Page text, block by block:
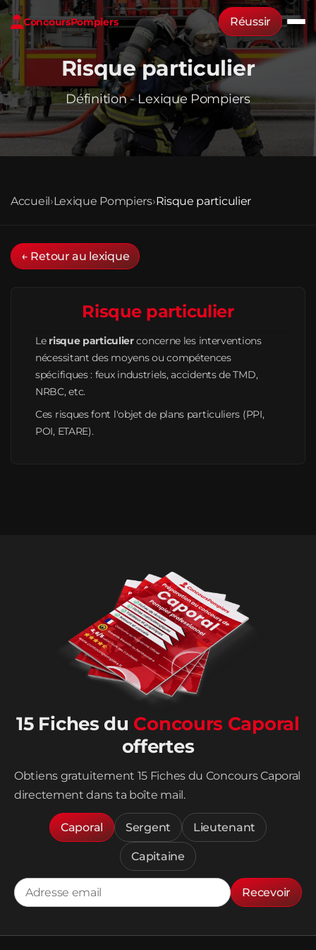
ConcoursPompiers Réussir
Risque particulier
Définition - Lexique Pompiers
Accueil›Lexique Pompiers›Risque particulier
← Retour au lexique
Risque particulier
Le risque particulierconcerne les interventions
nécessitant des moyens ou compétences
spécifiques : feux industriels, accidents de TMD,
NRBC, etc.
Ces risques font l'objet de plans particuliers (PPI,
POI, ETARE).
15 Fiches du Concours Caporal
offertes
Obtiens gratuitement 15 Fiches du Concours Caporal
directement dans ta boîte mail.
Caporal Sergent Lieutenant
Capitaine
Recevoir